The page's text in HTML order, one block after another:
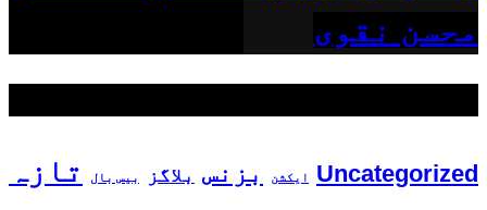
محسن نقوی
Uncategorized ایکشن بزنس بلاگز بیس بال
تازہ